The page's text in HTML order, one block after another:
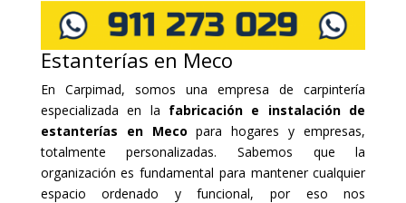
Estanterías en Meco
En Carpimad, somos una empresa de carpintería
especializada en la fabricación e instalación de
estanterías en Meco para hogares y empresas,
totalmente personalizadas. Sabemos que la
organización es fundamental para mantener cualquier
espacio ordenado y funcional, por eso nos